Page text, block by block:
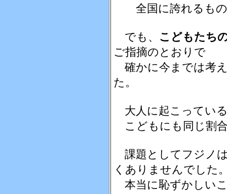
全国に誇れるもの
でも、 こどもたち
ご指摘のとおりで
確かに今までは考
た。
大人に起こってい
こどもにも同じ割
課題としてフジノ
くありませんでした
本当に恥ずかしい